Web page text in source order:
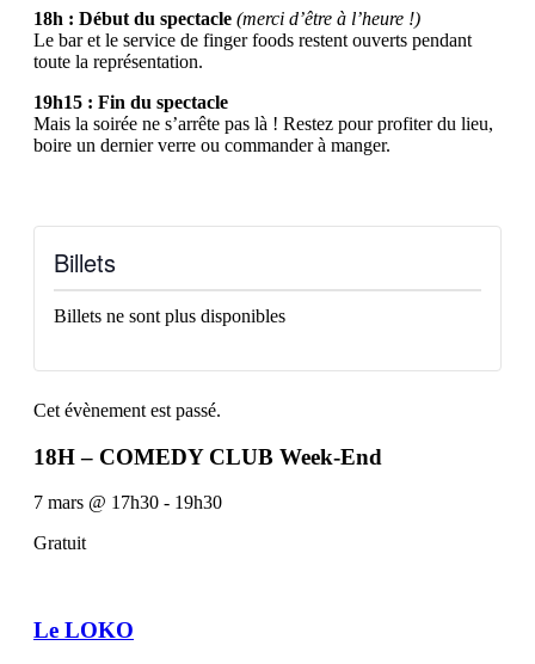
18h : Début du spectacle (merci d’être à l’heure !)
Le bar et le service de finger foods restent ouverts pendant
toute la représentation.
19h15 : Fin du spectacle
Mais la soirée ne s’arrête pas là ! Restez pour profiter du lieu,
boire un dernier verre ou commander à manger.
Billets
Billets ne sont plus disponibles
Cet évènement est passé.
18H – COMEDY CLUB Week-End
7 mars @ 17h30 - 19h30
Gratuit
Le LOKO